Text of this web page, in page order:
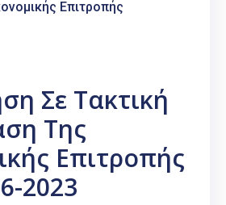
Επιτροπής
Σε Τακτική
Της
Επιτροπής
2023